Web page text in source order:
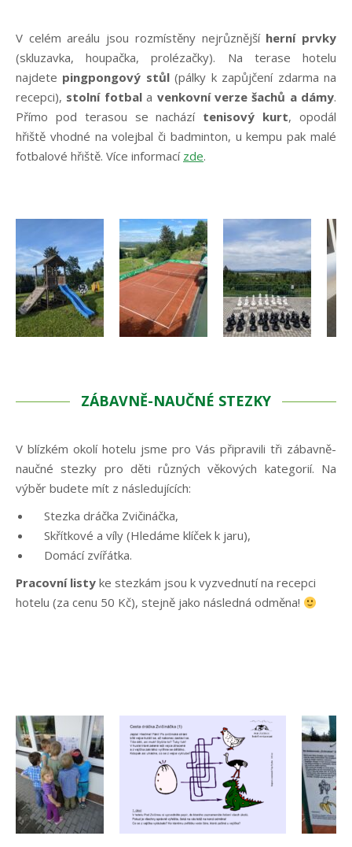
V celém areálu jsou rozmístěny nejrůznější herní prvky
(skluzavka, houpačka, prolézačky). Na terase hotelu
najdete pingpongový stůl(pálky k zapůjčení zdarma na
recepci), stolní fotbala venkovní verze šachů a dámy.
Přímo pod terasou se nachází tenisový kurt, opodál
hřiště vhodné na volejbal či badminton, u kempu pak malé
fotbalové hřiště. Více informací zde.
ZÁBAVNĚ-NAUČNÉ STEZKY
V blízkém okolí hotelu jsme pro Vás připravili tři zábavně-
naučné stezky pro děti různých věkových kategorií. Na
výběr budete mít z následujících:
Stezka dráčka Zvičináčka,
Skřítkové a víly (Hledáme klíček k jaru),
Domácí zvířátka.
Pracovní listy ke stezkám jsou k vyzvednutí na recepci
hotelu (za cenu 50 Kč), stejně jako následná odměna!